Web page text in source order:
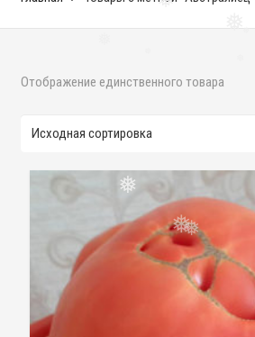
❅
❅
❅
❅
Отображение единственного товара